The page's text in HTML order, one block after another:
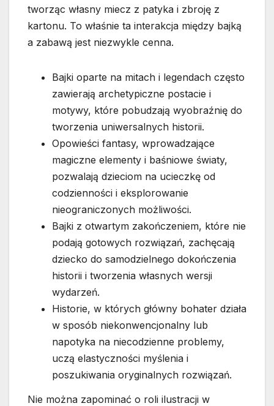
tworząc własny miecz z patyka i zbroję z
kartonu. To właśnie ta interakcja między bajką
a zabawą jest niezwykle cenna.
Bajki oparte na mitach i legendach często
zawierają archetypiczne postacie i
motywy, które pobudzają wyobraźnię do
tworzenia uniwersalnych historii.
Opowieści fantasy, wprowadzające
magiczne elementy i baśniowe światy,
pozwalają dzieciom na ucieczkę od
codzienności i eksplorowanie
nieograniczonych możliwości.
Bajki z otwartym zakończeniem, które nie
podają gotowych rozwiązań, zachęcają
dziecko do samodzielnego dokończenia
historii i tworzenia własnych wersji
wydarzeń.
Historie, w których główny bohater działa
w sposób niekonwencjonalny lub
napotyka na niecodzienne problemy,
uczą elastyczności myślenia i
poszukiwania oryginalnych rozwiązań.
Nie można zapominać o roli ilustracji w